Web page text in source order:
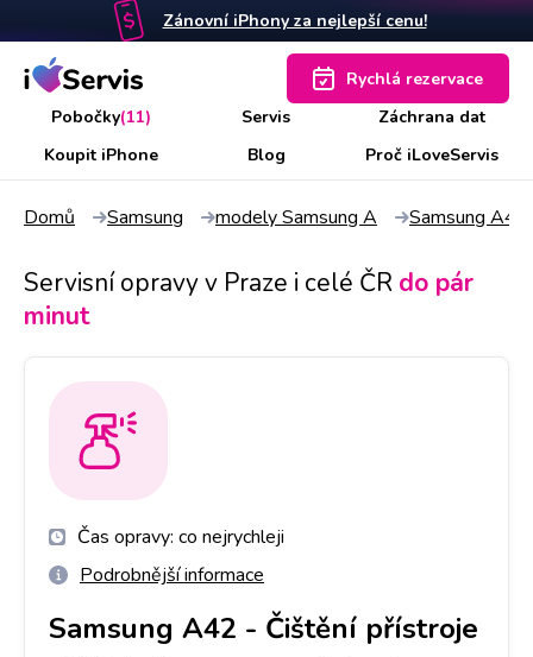
Zánovní iPhony za nejlepší cenu!
Pobočky(11) Servis
Záchrana dat
Koupit iPhone
Blog Proč iLoveServis
Rychlá rezervace
Domů Samsung modely Samsung A Samsung A42
Servisní opravy v Praze i celé ČR do pár
minut
Čas opravy: co nejrychleji
Podrobnější informace
Samsung A42 - Čištění přístroje